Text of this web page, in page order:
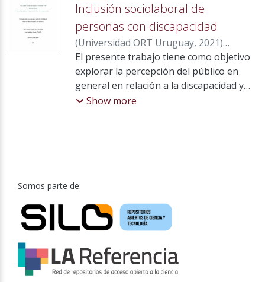
Inclusión sociolaboral de
personas con discapacidad
(Universidad ORT Uruguay, 2021)
Boquete López, María Eugenia
Caballero Carbone, Loana ;Fasano,
Virginia
El presente trabajo tiene como objetivo
explorar la percepción del público en
general en relación a la discapacidad y
abordar las distintas experiencias y
distintos medios información. Los
al objetivo de estudio fueron que la
discapacidad es definida por la
visibles. El porcentaje de las personas
con discapacidad que cuentan con
Show more
Somos parte de: